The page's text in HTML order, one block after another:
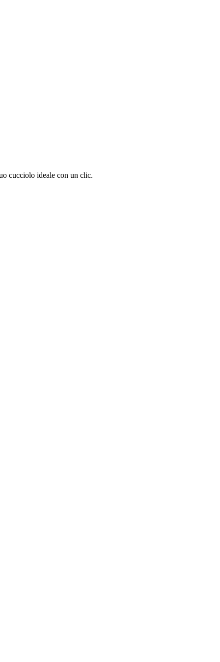
cucciolo ideale con un clic.